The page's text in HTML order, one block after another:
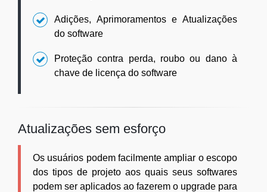
Adições, Aprimoramentos e Atualizações
do software
Proteção contra perda, roubo ou dano à
chave de licença do software
Atualizações sem esforço
Os usuários podem facilmente ampliar o escopo
dos tipos de projeto aos quais seus softwares
podem ser aplicados ao fazerem o upgrade para